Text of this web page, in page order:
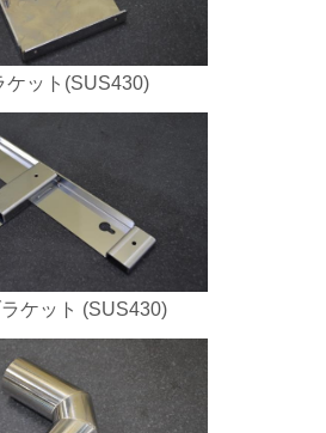
ケット(SUS430)
ケット (SUS430)